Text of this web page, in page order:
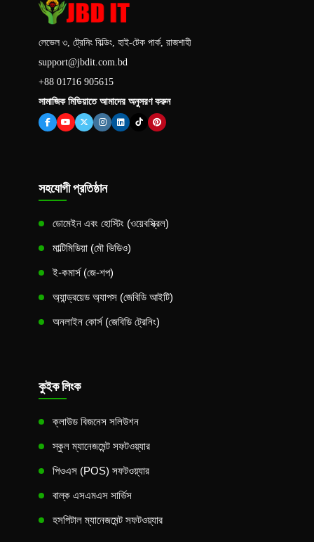
লেভেল ৩, ট্রেনিং বিল্ডিং, হাই-টেক পার্ক, রাজশাহী
support@jbdit.com.bd
+88 01716 905615
সামাজিক মিডিয়াতে আমাদের অনুসরণ করুন
সহযোগী প্রতিষ্ঠান
ডোমেইন এবং হোস্টিং (ওয়েবস্ক্রিল)
মাল্টিমিডিয়া (মৌ ভিডিও)
ই-কমার্স (জে-শপ)
অ্যান্ড্রয়েড অ্যাপস (জেবিডি আইটি)
অনলাইন কোর্স (জেবিডি ট্রেনিং)
কুইক লিংক
ক্লাউড বিজনেস সলিউশন
স্কুল ম্যানেজমেন্ট সফটওয়্যার
পিওএস (POS) সফটওয়্যার
বাল্ক এসএমএস সার্ভিস
হসপিটাল ম্যানেজমেন্ট সফটওয়্যার